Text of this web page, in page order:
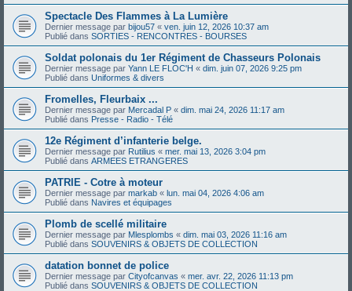
Spectacle Des Flammes à La Lumière
Dernier message par bijou57 « ven. juin 12, 2026 10:37 am
Publié dans SORTIES - RENCONTRES - BOURSES
Soldat polonais du 1er Régiment de Chasseurs Polonais
Dernier message par Yann LE FLOC'H « dim. juin 07, 2026 9:25 pm
Publié dans Uniformes & divers
Fromelles, Fleurbaix ...
Dernier message par Mercadal P « dim. mai 24, 2026 11:17 am
Publié dans Presse - Radio - Télé
12e Régiment d’infanterie belge.
Dernier message par Rutilius « mer. mai 13, 2026 3:04 pm
Publié dans ARMEES ETRANGERES
PATRIE - Cotre à moteur
Dernier message par markab « lun. mai 04, 2026 4:06 am
Publié dans Navires et équipages
Plomb de scellé militaire
Dernier message par Mlesplombs « dim. mai 03, 2026 11:16 am
Publié dans SOUVENIRS & OBJETS DE COLLECTION
datation bonnet de police
Dernier message par Cityofcanvas « mer. avr. 22, 2026 11:13 pm
Publié dans SOUVENIRS & OBJETS DE COLLECTION